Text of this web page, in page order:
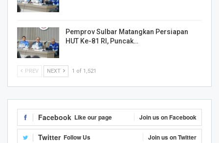
Pemprov Sulbar Matangkan Persiapan
HUT Ke-81 RI, Puncak…
PREV NEXT 1 of 1,521
Facebook Like our page Join us on Facebook
Twitter Follow Us Join us on Twitter